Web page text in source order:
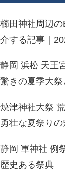
櫛田神社周辺
介する記事｜
静岡 浜松 天王
驚きの夏季大祭
焼津神社大祭
勇壮な夏祭りの
静岡 軍神社 例
歴史ある祭典